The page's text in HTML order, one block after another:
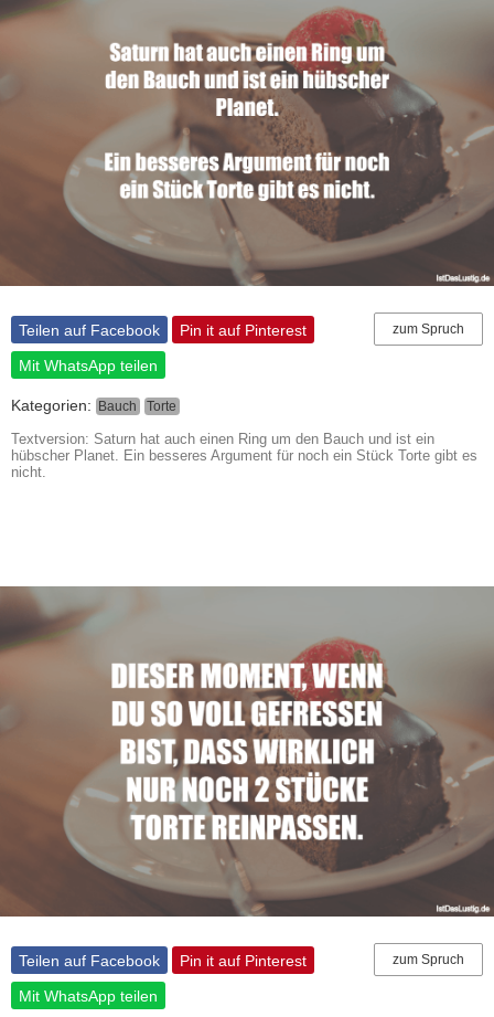
zum Spruch
Teilen auf Facebook
Pin it auf Pinterest
Mit WhatsApp teilen
Kategorien: Bauch Torte
Textversion: Saturn hat auch einen Ring um den Bauch und ist ein
hübscher Planet. Ein besseres Argument für noch ein Stück Torte gibt es
nicht.
zum Spruch
Teilen auf Facebook
Pin it auf Pinterest
Mit WhatsApp teilen